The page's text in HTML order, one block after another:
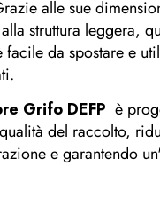
alle sue
struttura leggera,
da spostare e
Grifo DEFP è
del raccolto,
e garantendo